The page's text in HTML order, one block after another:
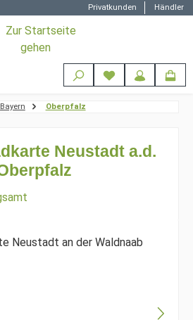
Privatkunden Händler
Bayern Oberpfalz
Neustadt a.d.